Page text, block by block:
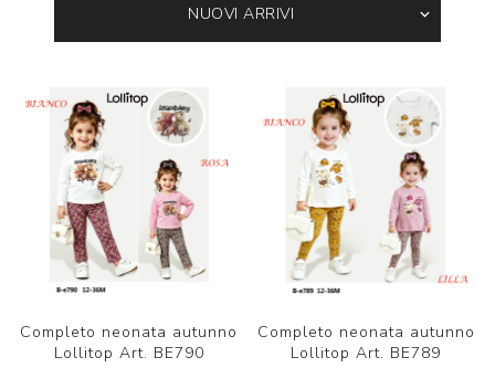
Completo neonata autunno
Lollitop Art. BE790
Completo neonata autunno
Lollitop Art. BE789